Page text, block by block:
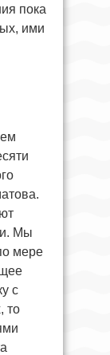
пока
ими
Мы
мере
с
то